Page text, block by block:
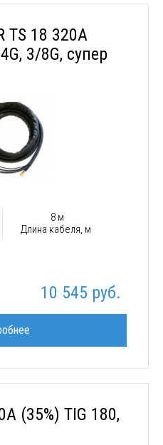
TS 18 320A
3/8G, супер
8 м
Длина кабеля, м
10 545 руб.
(35%) TIG 180,